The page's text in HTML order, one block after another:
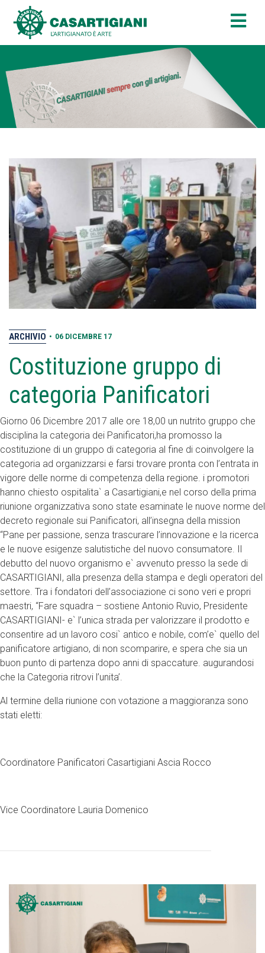
ARCHIVIO • 06 DICEMBRE 17
Costituzione gruppo di
categoria Panificatori
Giorno 06 Dicembre 2017 alle ore 18,00 un nutrito gruppo che
disciplina la categoria dei Panificatori,ha promosso la
costituzione di un gruppo di categoria al fine di coinvolgere la
categoria ad organizzarsi e farsi trovare pronta con l’entrata in
vigore delle norme di competenza della regione. i promotori
hanno chiesto ospitalita` a Casartigiani,e nel corso della prima
riunione organizzativa sono state esaminate le nuove norme del
decreto regionale sui Panificatori, all’insegna della mission
“Pane per passione, senza trascurare l’innovazione e la ricerca
e le nuove esigenze salutistiche del nuovo consumatore. Il
debutto del nuovo organismo e` avvenuto presso la sede di
CASARTIGIANI, alla presenza della stampa e degli operatori del
settore. Tra i fondatori dell’associazione ci sono veri e propri
maestri, “Fare squadra – sostiene Antonio Ruvio, Presidente
CASARTIGIANI- e` l’unica strada per valorizzare il prodotto e
consentire ad un lavoro cosi` antico e nobile, com’e` quello del
panificatore artigiano, di non scomparire, e spera che sia un
buon punto di partenza dopo anni di spaccature. augurandosi
che la Categoria ritrovi l’unita’.
Al termine della riunione con votazione a maggioranza sono
stati eletti:
Coordinatore Panificatori Casartigiani Ascia Rocco
Vice Coordinatore Lauria Domenico